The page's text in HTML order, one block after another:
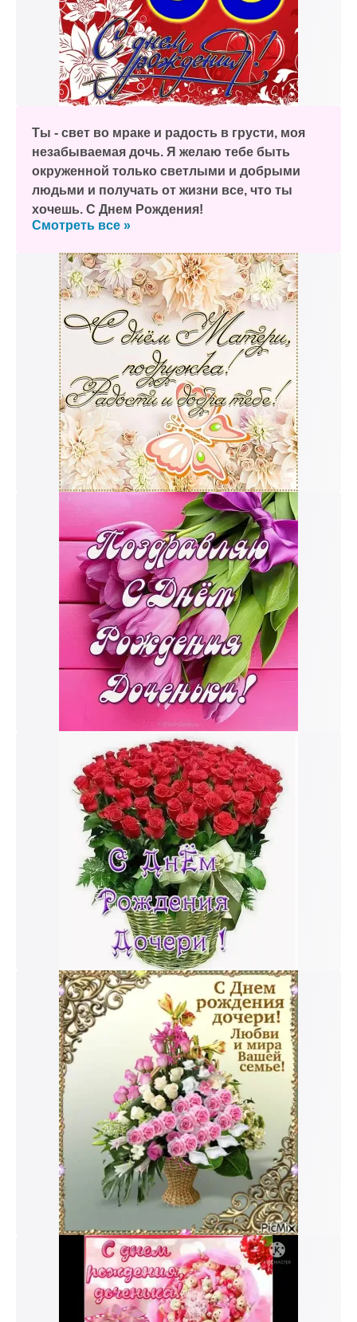
Ты - свет во мраке и радость в грусти, моя
незабываемая дочь. Я желаю тебе быть
окруженной только светлыми и добрыми
людьми и получать от жизни все, что ты
хочешь. С Днем Рождения!
Смотреть все »